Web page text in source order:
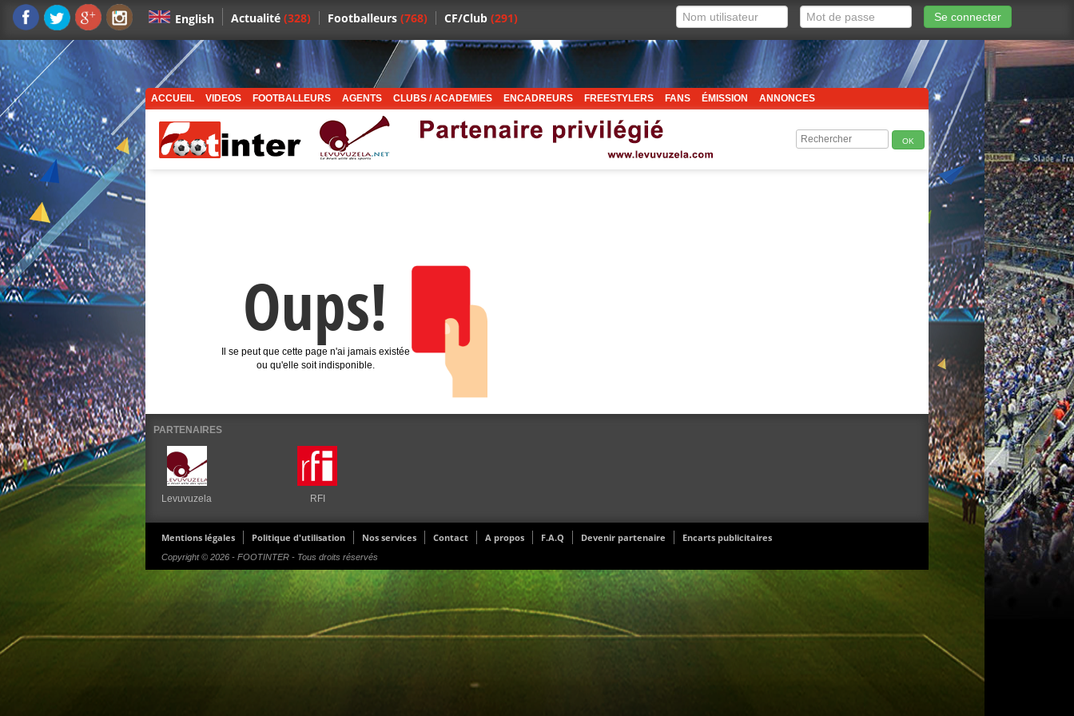
Se connecter
English Actualité (328) Footballeurs (768) CF/Club (291)
ACCUEIL VIDEOS FOOTBALLEURS AGENTS CLUBS / ACADEMIES ENCADREURS FREESTYLERS FANS ÉMISSION ANNONCES
Oups!
Il se peut que cette page n'ai jamais existée
ou qu'elle soit indisponible.
PARTENAIRES
Levuvuzela RFI
Mentions légales Politique d'utilisation Nos services Contact A propos F.A.Q Devenir partenaire Encarts publicitaires
Copyright © 2026 - FOOTINTER - Tous droits réservés